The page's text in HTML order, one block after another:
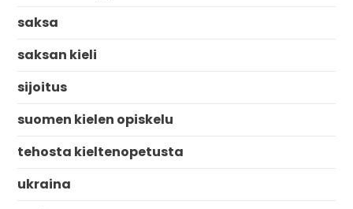
saksa
saksan kieli
sijoitus
suomen kielen opiskelu
tehosta kieltenopetusta
ukraina